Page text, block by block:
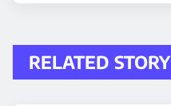
RELATED STORY